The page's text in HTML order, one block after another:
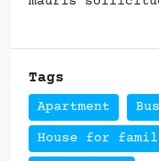
Tags
Apartment
House for